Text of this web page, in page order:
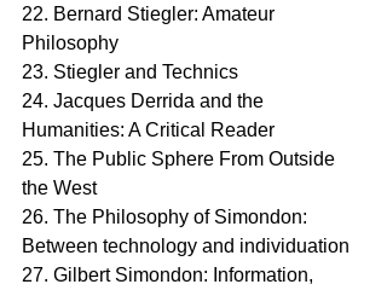
22. Bernard Stiegler: Amateur
Philosophy
23. Stiegler and Technics
24. Jacques Derrida and the
Humanities: A Critical Reader
25. The Public Sphere From Outside
the West
26. The Philosophy of Simondon:
Between technology and individuation
27. Gilbert Simondon: Information,